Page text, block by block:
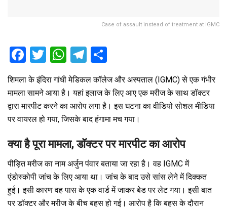
Case of assault instead of treatment at IGMC
F
a
ce
b
o
o
k
T
wi
tt
er
W
h
at
s
A
p
p
T
e
gr
a
m
ar
e
शिमला के इंदिरा गांधी मेडिकल कॉलेज और अस्पताल (IGMC) से एक गंभीर
मामला सामने आया है। यहां इलाज के लिए आए एक मरीज के साथ डॉक्टर
द्वारा मारपीट करने का आरोप लगा है। इस घटना का वीडियो सोशल मीडिया
पर वायरल हो गया, जिसके बाद हंगामा मच गया।
क्या है पूरा मामला, डॉक्टर पर मारपीट का आरोप
पीड़ित मरीज का नाम अर्जुन पंवार बताया जा रहा है। वह IGMC में
एंडोस्कोपी जांच के लिए आया था। जांच के बाद उसे सांस लेने में दिक्कत
हुई। इसी कारण वह पास के एक वार्ड में जाकर बेड पर लेट गया। इसी बात
पर डॉक्टर और मरीज के बीच बहस हो गई। आरोप है कि बहस के दौरान